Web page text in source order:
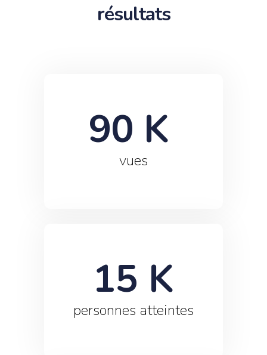
résultats
vues
90 K
personnes atteintes
15 K